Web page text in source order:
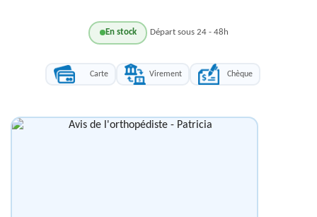
En stock Départ sous 24 - 48h
Carte Virement Chèque